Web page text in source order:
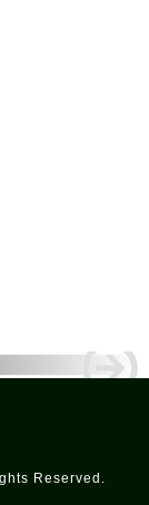
Reserved.